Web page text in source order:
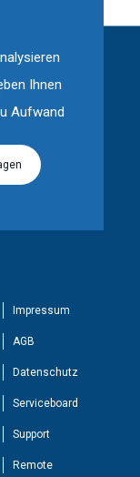
Ihnen
Aufwand
Impressum
AGB
Datenschutz
Serviceboard
Support
Remote